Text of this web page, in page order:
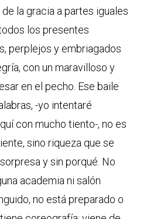
la gracia a partes iguales
los presentes
perplejos y embriagados
con un maravilloso y
en el pecho. Ese baile
-yo intentaré
con mucho tiento-, no es
sino riqueza que se
y sin porqué. No
academia ni salón
no está preparado o